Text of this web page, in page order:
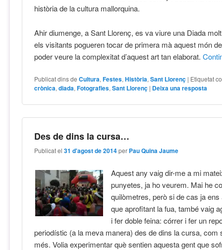
història de la cultura mallorquina.
Ahir diumenge, a Sant Llorenç, es va viure una Diada
els visitants pogueren tocar de primera mà aquest món
poder veure la complexitat d’aquest art tan elaborat.
Publicat dins de Cultura,Festes,Història,Sant Llorenç | Etiquetat
crònica,diada,Fotografies,Sant Llorenç | Deixa una resposta
Des de dins la cursa…
Publicat el31 d'agost de 2014 per Pau Quina Jaume
Aquest any vaig dir-me a mi
punyetes, ja ho veurem. Mai he
quilòmetres, però si de cas ja ens
que aprofitant la fua, també vaig
i fer doble feina: córrer i fer un
periodístic (a la meva manera) des de dins la cursa, com
més. Volia experimentar què sentien aquesta gent que